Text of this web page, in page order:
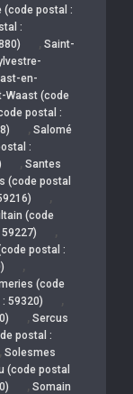
(code postal :
:
, Saint-
en-
Waast (code
postal :
, Salomé
:
, Santes
(code postal
,
(code
,
postal :
,
(code
59320) ,
, Sercus
postal :
, Solesmes
(code postal
, Somain